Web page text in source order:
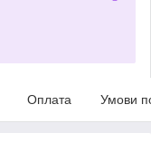
Оплата Умови